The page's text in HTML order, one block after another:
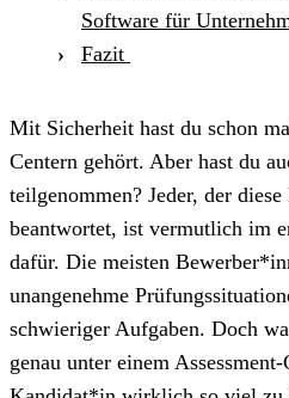
Software für
Fazit
Mit Sicherheit hast du schon
Centern gehört. Aber hast du
teilgenommen? Jeder, der
beantwortet, ist vermutlich im
dafür. Die meisten
unangenehme
schwieriger Aufgaben. Doch
genau unter einem